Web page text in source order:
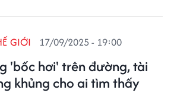
'bốc hơi' trên đường, tài
khủng cho ai tìm thấy
GIỚI 17/09/2025 - 19:00